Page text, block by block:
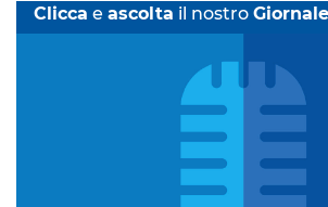
Clicca e ascolta il nostro